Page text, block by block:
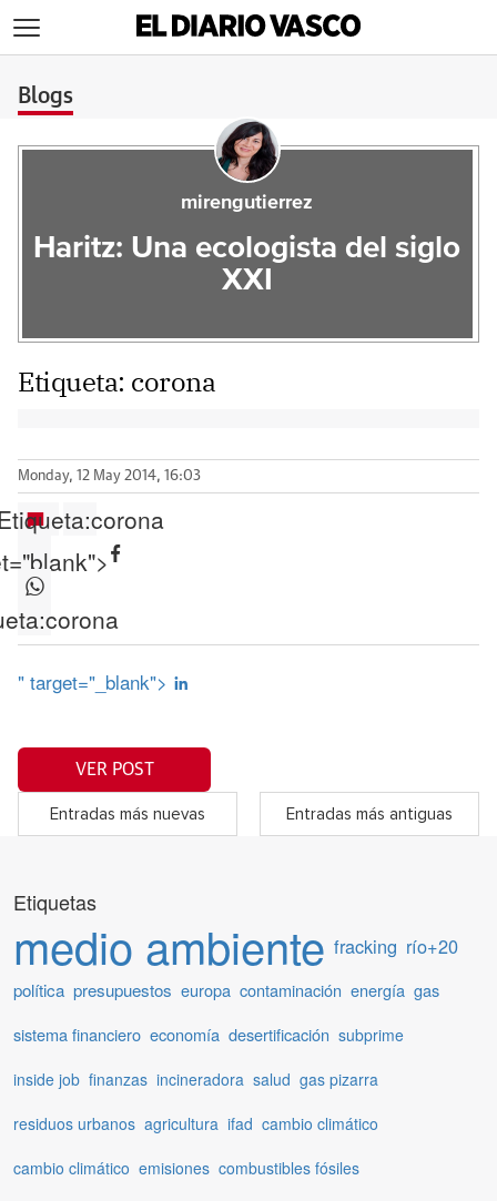
Blogs
mirengutierrez
Haritz: Una ecologista del siglo
XXI
Etiqueta: corona
Monday, 12 May 2014, 16:03
corona
corona
" target="_blank">
VER POST
Entradas más nuevas Entradas más antiguas
Etiquetas
medio ambiente fracking río+20
política presupuestos europa contaminación energía gas
sistema financiero economía desertificación subprime
inside job finanzas incineradora salud gas pizarra
residuos urbanos agricultura ifad cambio climático
cambio climático emisiones combustibles fósiles